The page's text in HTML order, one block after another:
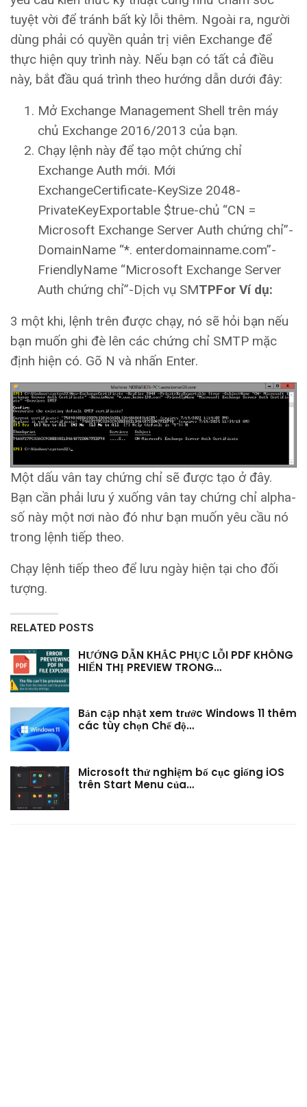
tuyệt vời để tránh bất kỳ lỗi thêm. Ngoài ra, người
dùng phải có quyền quản trị viên Exchange để
thực hiện quy trình này. Nếu bạn có tất cả điều
này, bắt đầu quá trình theo hướng dẫn dưới đây:
Mở Exchange Management Shell trên máy
chủ Exchange 2016/2013 của bạn.
Chạy lệnh này để tạo một chứng chỉ
Exchange Auth mới. Mới
ExchangeCertificate-KeySize 2048-
PrivateKeyExportable $true-chủ “CN =
Microsoft Exchange Server Auth chứng chỉ”-
DomainName “*. enterdomainname.com”-
FriendlyName “Microsoft Exchange Server
Auth chứng chỉ”-Dịch vụ SMTPFor Ví dụ:
3 một khi, lệnh trên được chạy, nó sẽ hỏi bạn nếu
bạn muốn ghi đè lên các chứng chỉ SMTP mặc
định hiện có. Gõ N và nhấn Enter.
Một dấu vân tay chứng chỉ sẽ được tạo ở đây.
Bạn cần phải lưu ý xuống vân tay chứng chỉ alpha-
số này một nơi nào đó như bạn muốn yêu cầu nó
trong lệnh tiếp theo.
Chạy lệnh tiếp theo để lưu ngày hiện tại cho đối
tượng.
RELATED POSTS
HƯỚNG DẪN KHẮC PHỤC LỖI PDF KHÔNG
HIỂN THỊ PREVIEW TRONG…
Bản cập nhật xem trước Windows 11 thêm
các tùy chọn Chế độ…
Microsoft thử nghiệm bố cục giống iOS
trên Start Menu của…